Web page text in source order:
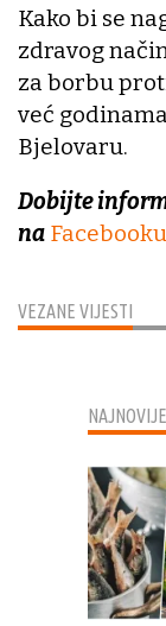
VEZANE VIJESTI
Kako bi se
zdravog
za borbu
već
Bjelovaru.
Dobijte
na Facebooku
NAJNOVIJE